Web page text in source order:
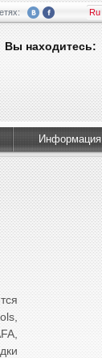
Ru
Вы находитесь:
Информация